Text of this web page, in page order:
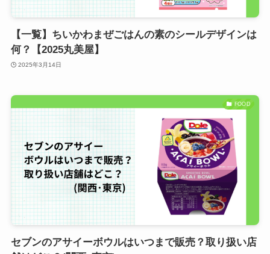
【一覧】ちいかわまぜごはんの素のシールデザインは
何？【2025丸美屋】
2025年3月14日
FOOD
セブンのアサイーボウルはいつまで販売？取り扱い店